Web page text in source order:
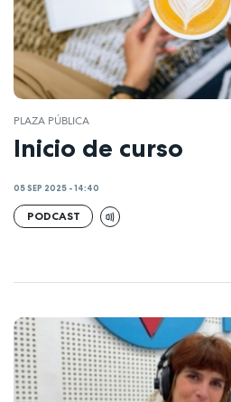
PLAZA PÚBLICA
Inicio de curso
05 SEP 2025 - 14:40
PODCAST